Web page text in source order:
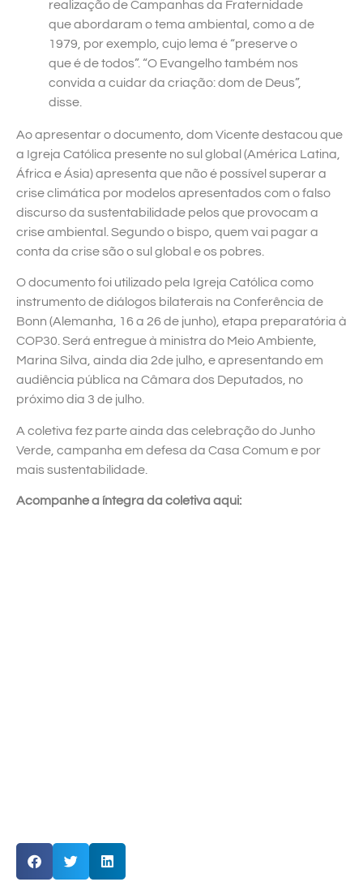
realização de Campanhas da Fraternidade
que abordaram o tema ambiental, como a de
1979, por exemplo, cujo lema é “preserve o
que é de todos”. “O Evangelho também nos
convida a cuidar da criação: dom de Deus”,
disse.
Ao apresentar o documento, dom Vicente destacou que
a Igreja Católica presente no sul global (América Latina,
África e Ásia) apresenta que não é possível superar a
crise climática por modelos apresentados com o falso
discurso da sustentabilidade pelos que provocam a
crise ambiental. Segundo o bispo, quem vai pagar a
conta da crise são o sul global e os pobres.
O documento foi utilizado pela Igreja Católica como
instrumento de diálogos bilaterais na Conferência de
Bonn (Alemanha, 16 a 26 de junho), etapa preparatória à
COP30. Será entregue à ministra do Meio Ambiente,
Marina Silva, ainda dia 2de julho, e apresentando em
audiência pública na Câmara dos Deputados, no
próximo dia 3 de julho.
A coletiva fez parte ainda das celebração do Junho
Verde, campanha em defesa da Casa Comum e por
mais sustentabilidade.
Acompanhe a íntegra da coletiva aqui: